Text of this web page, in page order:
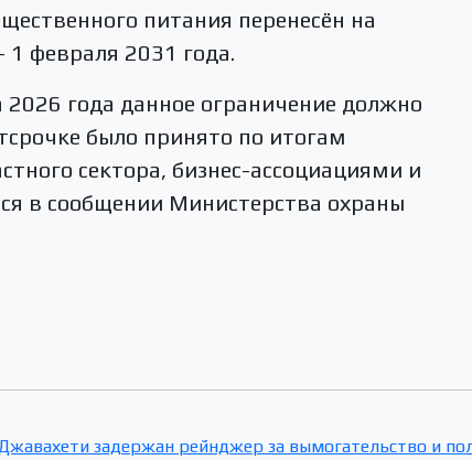
питания перенесён на
1 февраля 2031 года.
года данное ограничение должно
было принято по итогам
сектора, бизнес-ассоциациями и
в сообщении Министерства охраны
задержан рейнджер за вымогательство и